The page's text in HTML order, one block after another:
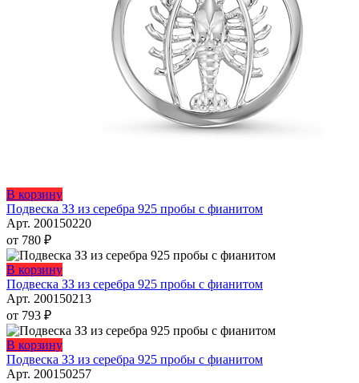
В корзинуЭтот
товар
имеет
вариаций.
Опции
можно
выбрать
странице
товара.
Подвеска ЗЗ из серебра 925 пробы с фианитом
Арт. 200150220
от 780 ₽
В корзинуЭтот
товар
имеет
вариаций.
Опции
можно
выбрать
Подвеска ЗЗ из серебра 925 пробы с фианитом
Арт. 200150213
от 793 ₽
В корзинуЭтот
товар
имеет
Подвеска ЗЗ из серебра 925 пробы с фианитом
Арт. 200150257